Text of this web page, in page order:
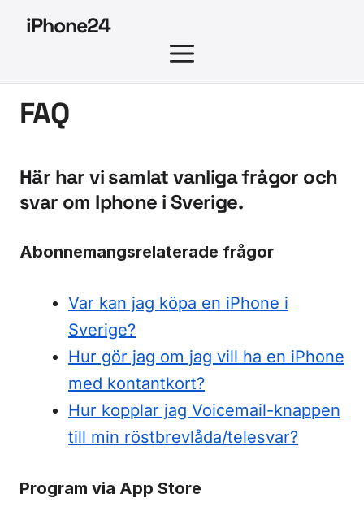
iPhone24
MENY
FAQ
Här har vi samlat vanliga frågor och
svar om Iphone i Sverige.
Abonnemangsrelaterade frågor
Var kan jag köpa en iPhone i
Sverige?
Hur gör jag om jag vill ha en iPhone
med kontantkort?
Hur kopplar jag Voicemail-knappen
till min röstbrevlåda/telesvar?
Program via App Store